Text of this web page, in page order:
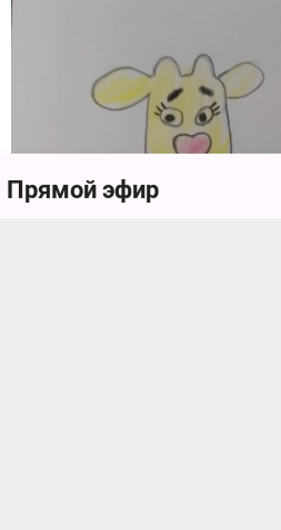
Прямой эфир